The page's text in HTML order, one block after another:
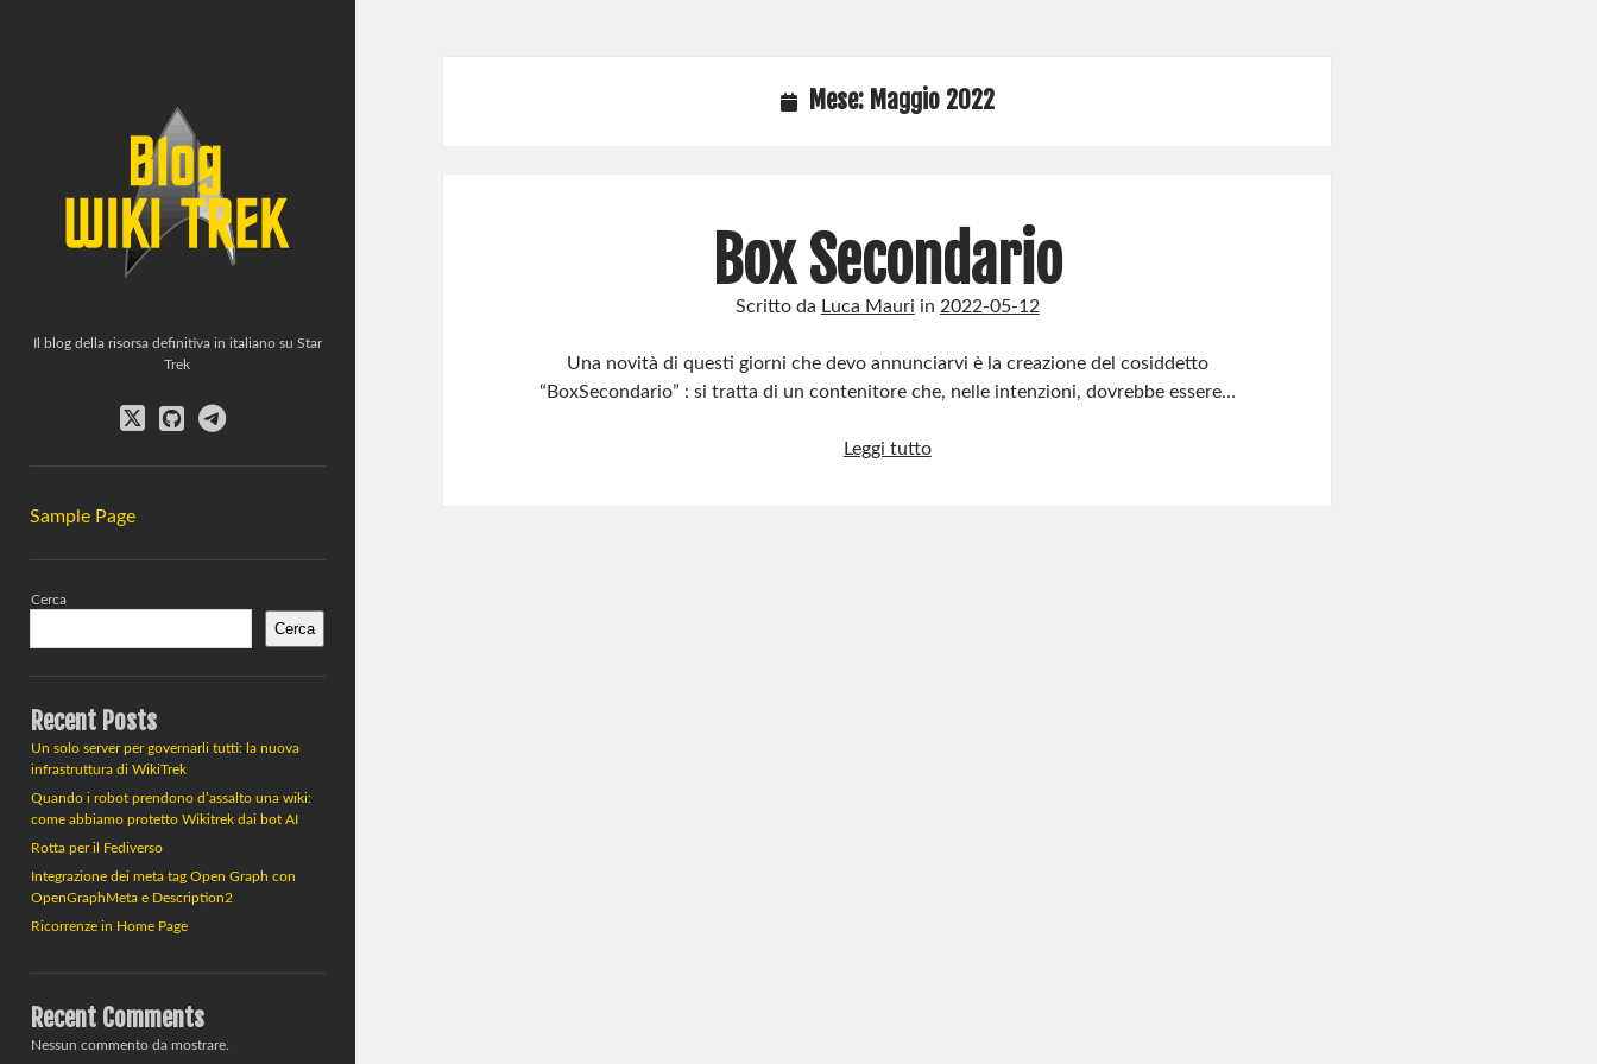
Il blog della risorsa definitiva in italiano su Star
Trek
twitter
githubtelegram
Sample Page
Barra
laterale
Cerca
Cerca
Recent Posts
Un solo server per governarli tutti: la nuova
infrastruttura di WikiTrek
Quando i robot prendono d’assalto una wiki:
come abbiamo protetto Wikitrek dai bot AI
Rotta per il Fediverso
Integrazione dei meta tag Open Graph con
OpenGraphMeta e Description2
Ricorrenze in Home Page
Recent Comments
Nessun commento da mostrare.
Mese: Maggio 2022
Box Secondario
Scritto da Luca Mauri in 2022-05-12
Una novità di questi giorni che devo annunciarvi è la creazione del cosiddetto
“BoxSecondario” : si tratta di un contenitore che, nelle intenzioni, dovrebbe essere…
Leggi tuttoBox